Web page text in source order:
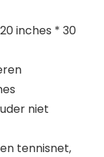
inches * 30
niet
tennisnet,